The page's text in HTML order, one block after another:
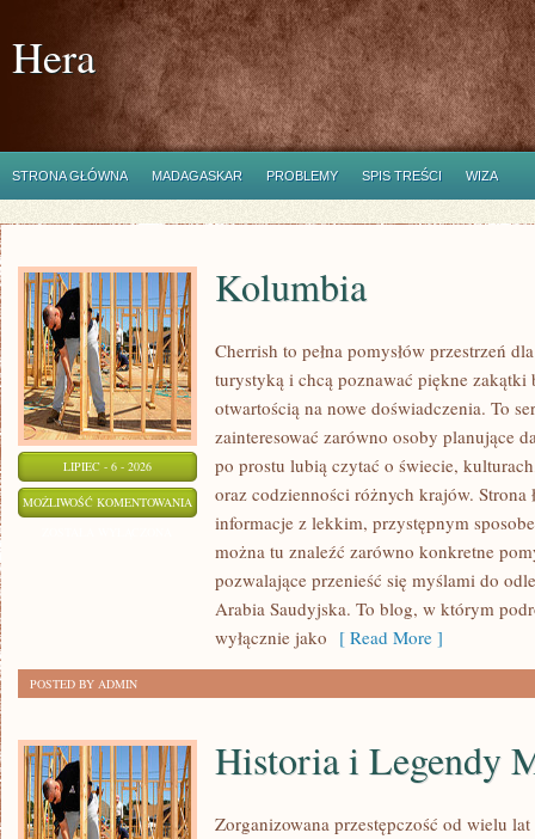
Hera
STRONA GŁÓWNA MADAGASKAR PROBLEMY SPIS TREŚCI WIZA
LIPIEC - 6 - 2026
MOŻLIWOŚĆ KOMENTOWANIA KOLUMBIA
Kolumbia
Cherrish to pełna pomysłów przestrzeń
turystyką i chcą poznawać piękne zakątki
otwartością na nowe doświadczenia. To
zainteresować zarówno osoby planujące
po prostu lubią czytać o świecie,
oraz codzienności różnych krajów. Strona
informacje z lekkim, przystępnym
można tu znaleźć zarówno konkretne
pozwalające przenieść się myślami do
Arabia Saudyjska. To blog, w którym
wyłącznie jako [ Read More ]
POSTED BY ADMIN
Historia i Legendy
Zorganizowana przestępczość od wielu